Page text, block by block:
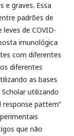
e graves. Essa
padrões de
de COVID-
imunológica
com diferentes
diferentes
as bases
utilizando
response pattern”
que não